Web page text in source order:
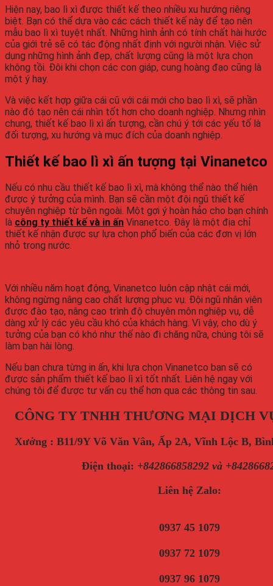
Hiện nay, bao lì xì được thiết kế theo nhiều xu hướng riêng
biệt. Bạn có thể dựa vào các cách thiết kế này để tạo nên
mẫu bao lì xì tuyệt nhất. Những hình ảnh có tính chất hài hước
của giới trẻ sẽ có tác động nhất định với người nhận. Việc sử
dụng những hình ảnh đẹp, chất lượng cũng là một lựa chọn
không tồi. Đôi khi chọn các con giáp, cung hoàng đạo cũng là
một ý hay.
Và việc kết hợp giữa cái cũ với cái mới cho bao lì xì, sẽ phần
nào đó tạo nên cái nhìn tốt hơn cho doanh nghiệp. Nhưng nhìn
chung, thiết kế bao lì xì ấn tượng, cần chú ý tới các yếu tố là
đối tượng, xu hướng và mục đích của doanh nghiệp.
Thiết kế bao lì xì ấn tượng tại Vinanetco
Nếu có nhu cầu thiết kế bao lì xì, mà không thể nào thể hiện
được ý tưởng của mình. Bạn sẽ cần một đội ngũ thiết kế
chuyên nghiệp từ bên ngoài. Một gợi ý hoàn hảo cho bạn chính
là công ty thiết kế và in ấn Vinanetco. Đây là một địa chỉ
thiết kế nhận được sự lựa chọn phổ biến của các đơn vị lớn
nhỏ trong nước.
Với nhiều năm hoạt động, Vinanetco luôn cập nhật cái mới,
không ngừng nâng cao chất lượng phục vụ. Đội ngũ nhân viên
được đào tạo, nâng cao trình độ chuyên môn nghiệp vụ, dễ
dàng xử lý các yêu cầu khó của khách hàng. Vì vậy, cho dù ý
tưởng của bạn có khó như thế nào đi chăng nữa, chúng tôi sẽ
làm bạn hài lòng.
Nếu bạn chưa từng in ấn, khi lựa chọn Vinanetco bạn sẽ có
được sản phẩm thiết kế bao lì xì tốt nhất. Liên hệ ngay với
chúng tôi để được tư vấn cụ thể hơn qua các thông tin sau.
CÔNG TY TNHH THƯƠNG MẠI DỊCH
Xưởng : B11/9Y Võ Văn Vân, Ấp 2A, Vĩnh Lộc B,
Điện thoại: +842866858292 và
Liên hệ Zalo:
0937 45 1079
0937 72 1079
0937 96 1079